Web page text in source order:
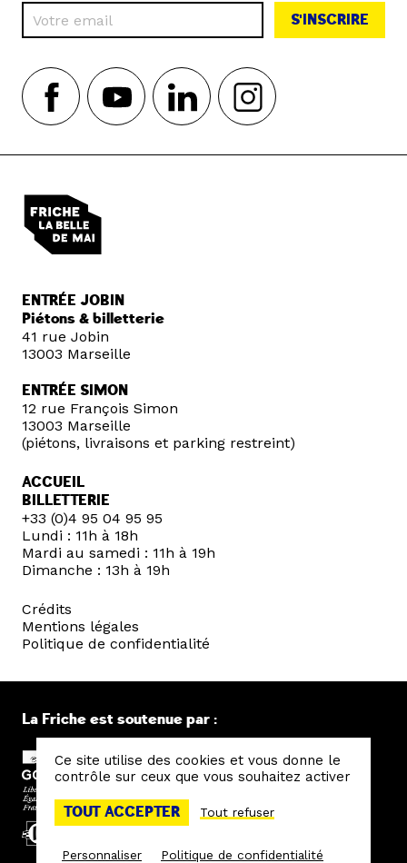
S'INSCRIRE
ENTRÉE JOBIN
Piétons & billetterie
41 rue Jobin
13003 Marseille
ENTRÉE SIMON
12 rue François Simon
13003 Marseille
(piétons, livraisons et parking restreint)
ACCUEIL
BILLETTERIE
+33 (0)4 95 04 95 95
Lundi : 11h à 18h
Mardi au samedi : 11h à 19h
Dimanche : 13h à 19h
Crédits
Mentions légales
Politique de confidentialité
La Friche est soutenue par :
Ce site utilise des cookies et vous donne le
contrôle sur ceux que vous souhaitez activer
TOUT ACCEPTER Tout refuser
Personnaliser Politique de confidentialité